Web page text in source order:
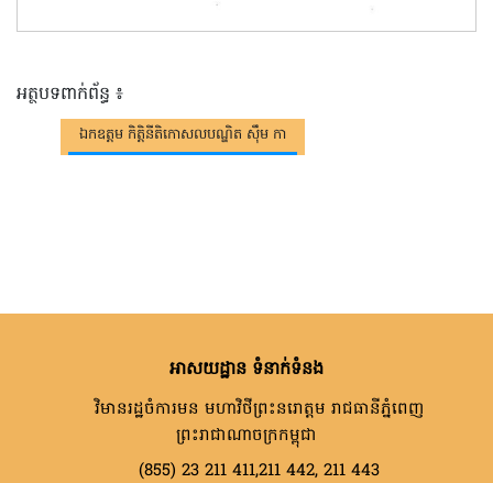
អត្ថបទពាក់ព័ន្ធ ៖
ឯកឧត្តម កិត្តិនីតិកោសលបណ្ឌិត ស៊ឹម កា
អាសយដ្ឋាន ទំនាក់ទំនង
វិមានរដ្ឋចំការមន មហាវិថីព្រះនរោត្តម រាជធានីភ្នំពេញ
ព្រះរាជាណាចក្រកម្ពុជា
(855) 23 211 411,211 442, 211 443